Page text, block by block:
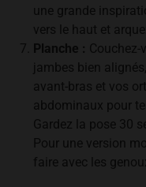
une grande
vers le haut et
Planche : Couchez-
jambes bien
avant-bras et vos
abdominaux pour
Gardez la pose 30
Pour une version
faire avec les